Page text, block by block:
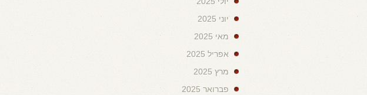
יוני 2025
מאי 2025
אפריל 2025
מרץ 2025
פברואר 2025